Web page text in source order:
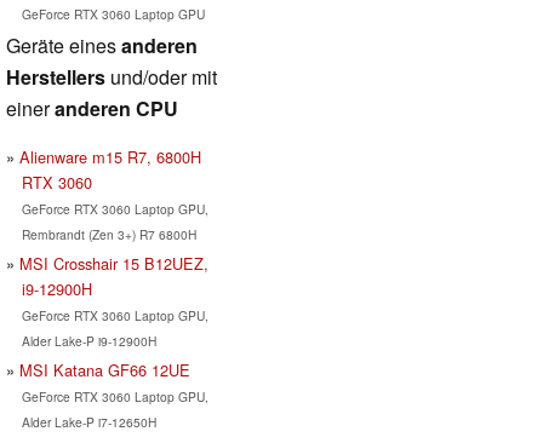
GeForce RTX 3060 Laptop GPU
Geräte einesanderen
Herstellers und/oder mit
eineranderen CPU
Alienware m15 R7, 6800H
RTX 3060
GeForce RTX 3060 Laptop GPU,
Rembrandt (Zen 3+) R7 6800H
MSI Crosshair 15 B12UEZ,
i9-12900H
GeForce RTX 3060 Laptop GPU,
Alder Lake-P i9-12900H
MSI Katana GF66 12UE
GeForce RTX 3060 Laptop GPU,
Alder Lake-P i7-12650H